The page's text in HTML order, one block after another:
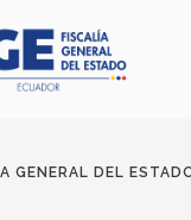
GENERAL DEL